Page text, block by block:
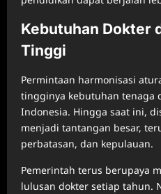
Kebutuhan Dokter
Tinggi
Permintaan harmonisasi
tingginya kebutuhan tenaga
Indonesia. Hingga saat ini,
menjadi tantangan besar,
perbatasan, dan kepulauan.
Pemerintah terus berupaya
lulusan dokter setiap tahun.